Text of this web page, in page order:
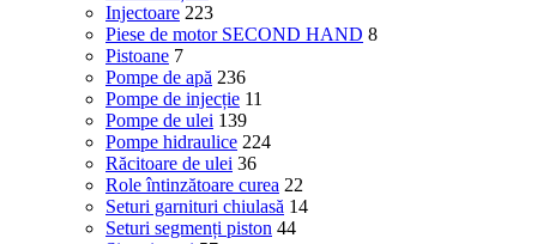
Injectoare 223
Piese de motor SECOND HAND 8
Pistoane 7
Pompe de apă 236
Pompe de injecție 11
Pompe de ulei 139
Pompe hidraulice 224
Răcitoare de ulei 36
Role întinzătoare curea 22
Seturi garnituri chiulasă 14
Seturi segmenți piston 44